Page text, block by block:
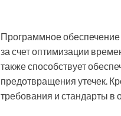
Программное обеспечение
за счет оптимизации
также способствует
предотвращения утечек.
требования и стандарты в